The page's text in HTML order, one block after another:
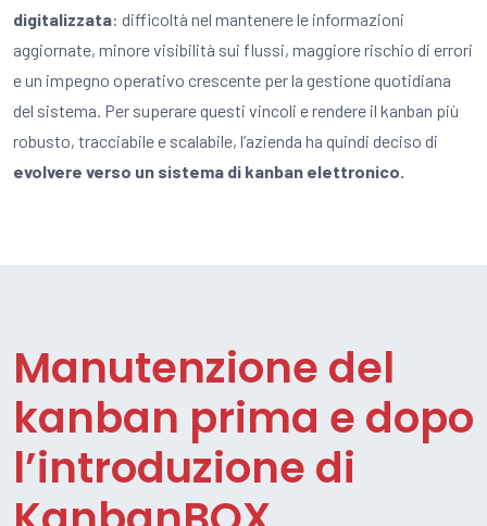
digitalizzata: difficoltà nel mantenere le informazioni
aggiornate, minore visibilità sui flussi, maggiore rischio di errori
e un impegno operativo crescente per la gestione quotidiana
del sistema. Per superare questi vincoli e rendere il kanban più
robusto, tracciabile e scalabile, l’azienda ha quindi deciso di
evolvere verso un sistema di kanban elettronico.
Manutenzione del
kanban prima e dopo
l’introduzione di